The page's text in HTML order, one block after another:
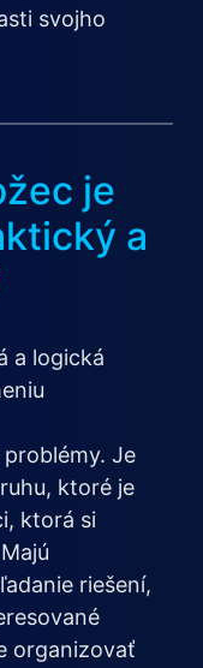
svojho
je
a
a logická
Je
ktoré je
ktorá si
riešení,
organizovať